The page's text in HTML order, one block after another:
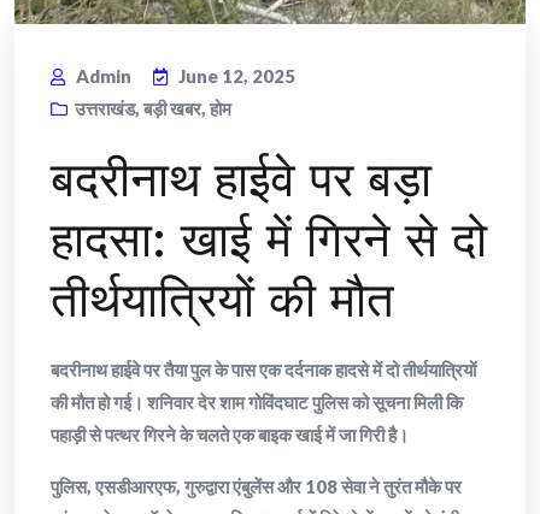
Admin
June 12, 2025
उत्तराखंड, बड़ी खबर, होम
बदरीनाथ हाईवे पर बड़ा
हादसा: खाई में गिरने से दो
तीर्थयात्रियों की मौत
बदरीनाथ हाईवे पर तैया पुल के पास एक दर्दनाक हादसे में दो तीर्थयात्रियों
की मौत हो गई। शनिवार देर शाम गोविंदघाट पुलिस को सूचना मिली कि
पहाड़ी से पत्थर गिरने के चलते एक बाइक खाई में जा गिरी है।
पुलिस, एसडीआरएफ, गुरुद्वारा एंबुलेंस और 108 सेवा ने तुरंत मौके पर